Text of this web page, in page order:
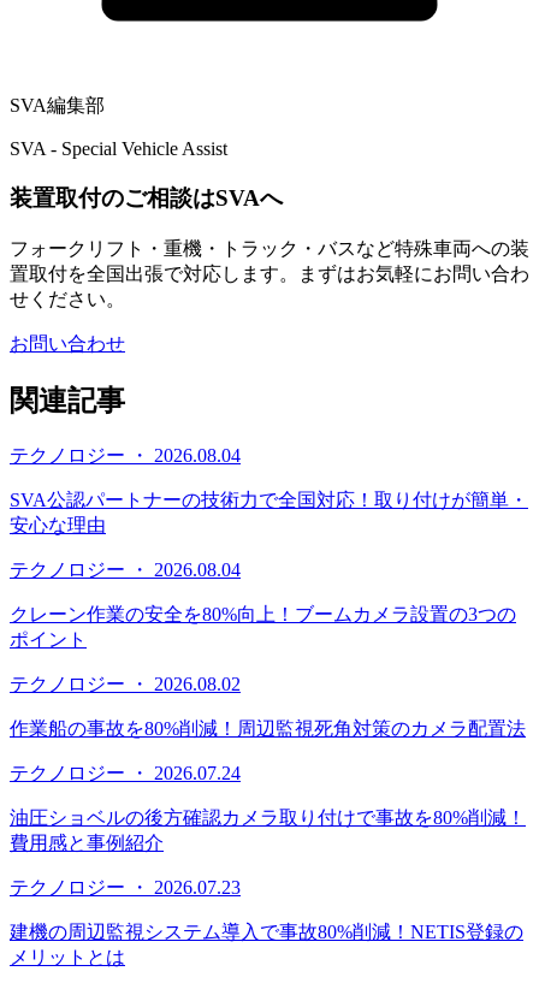
SVA編集部
SVA - Special Vehicle Assist
装置取付のご相談はSVAへ
フォークリフト・重機・トラック・バスなど特殊車両への装
置取付を全国出張で対応します。まずはお気軽にお問い合わ
せください。
お問い合わせ
関連記事
テクノロジー ・ 2026.08.04
SVA公認パートナーの技術力で全国対応！取り付けが簡単・
安心な理由
テクノロジー ・ 2026.08.04
クレーン作業の安全を80%向上！ブームカメラ設置の3つの
ポイント
テクノロジー ・ 2026.08.02
作業船の事故を80%削減！周辺監視死角対策のカメラ配置法
テクノロジー ・ 2026.07.24
油圧ショベルの後方確認カメラ取り付けで事故を80%削減！
費用感と事例紹介
テクノロジー ・ 2026.07.23
建機の周辺監視システム導入で事故80%削減！NETIS登録の
メリットとは